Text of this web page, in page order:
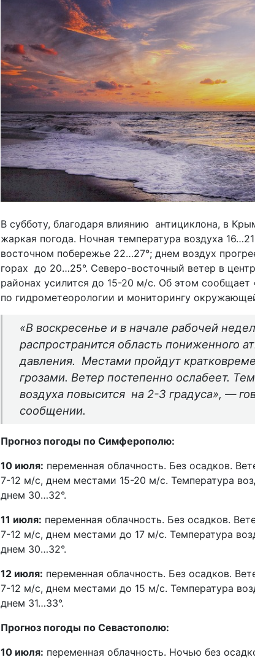
В субботу, благодаря влиянию антициклона, в
жаркая погода. Ночная температура воздуха
восточном побережье 22…27°; днем воздух
горах до 20…25°. Северо-восточный ветер в
районах усилится до 15-20 м/с. Об этом сообщает
по гидрометеорологии и мониторингу
«В воскресенье и в начале рабочей
распространится область пониженного
давления. Местами пройдут
грозами. Ветер постепенно ослабеет.
воздуха повысится на 2-3 градуса», —
сообщении.
Прогноз погоды по Симферополю:
10 июля: переменная облачность. Без осадков.
7-12 м/с, днем местами 15-20 м/с. Температура
днем 30…32°.
11 июля: переменная облачность. Без осадков.
7-12 м/с, днем местами до 17 м/с. Температура
днем 30…32°.
12 июля: переменная облачность. Без осадков.
7-12 м/с, днем местами до 15 м/с. Температура
днем 31…33°.
Прогноз погоды по Севастополю:
10 июля: переменная облачность. Ночью без